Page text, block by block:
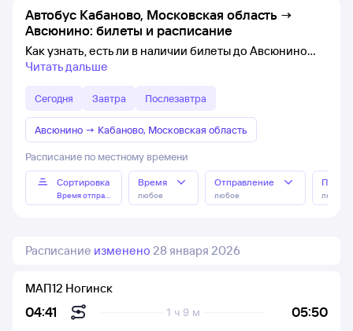
Автобус Кабаново, Московская область →
Авсюнино: билеты и расписание
Как узнать, есть ли в наличии билеты до Авсюнино
Читать дальше
Сегодня Завтра Послезавтра
Авсюнино → Кабаново, Московская область
Расписание по местному времени
Сортировка
Время отправления
Время
любое
Отправление
любое любое
Расписание изменено 28 января 2026
04:41 05:50
1 ч 9 м
МАП12 Ногинск